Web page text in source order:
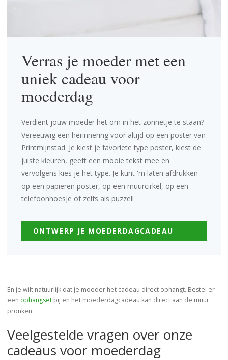
Verras je moeder met een
uniek cadeau voor
moederdag
Verdient jouw moeder het om in het zonnetje te staan?
Vereeuwig een herinnering voor altijd op een poster van
Printmijnstad. Je kiest je favoriete type poster, kiest de
juiste kleuren, geeft een mooie tekst mee en
vervolgens kies je het type. Je kunt 'm laten afdrukken
op een papieren poster, op een muurcirkel, op een
telefoonhoesje of zelfs als puzzel!
ONTWERP JE MOEDERDAGCADEAU
En je wilt natuurlijk dat je moeder het cadeau direct ophangt. Bestel er
een ophangset bij en het moederdagcadeau kan direct aan de muur
pronken.
Veelgestelde vragen over onze
cadeaus voor moederdag